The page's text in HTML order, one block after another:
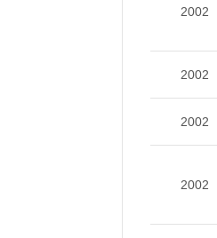
2002
2002
2002
2002